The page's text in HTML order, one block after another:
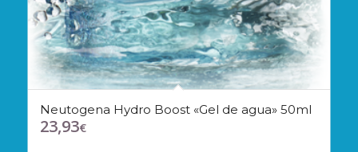
Neutogena Hydro Boost «Gel de agua» 50ml
23,93€